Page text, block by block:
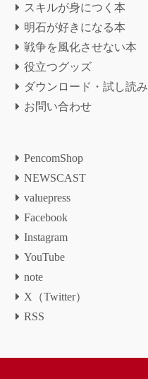
スキルが身につく本
明石が好きになる本
戦争を風化させない本
役立つグッズ
ダウンロード・試し読み
お問い合わせ
PencomShop
NEWSCAST
valuepress
Facebook
Instagram
YouTube
note
X（Twitter）
RSS